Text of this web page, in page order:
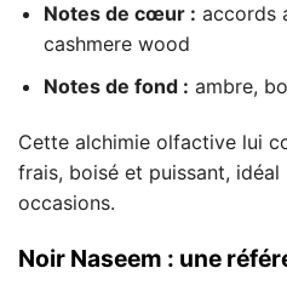
Notes de cœur : accords
cashmere wood
Notes de fond : ambre,
Cette alchimie olfactive lui
frais, boisé et puissant,
occasions.
Noir Naseem : une